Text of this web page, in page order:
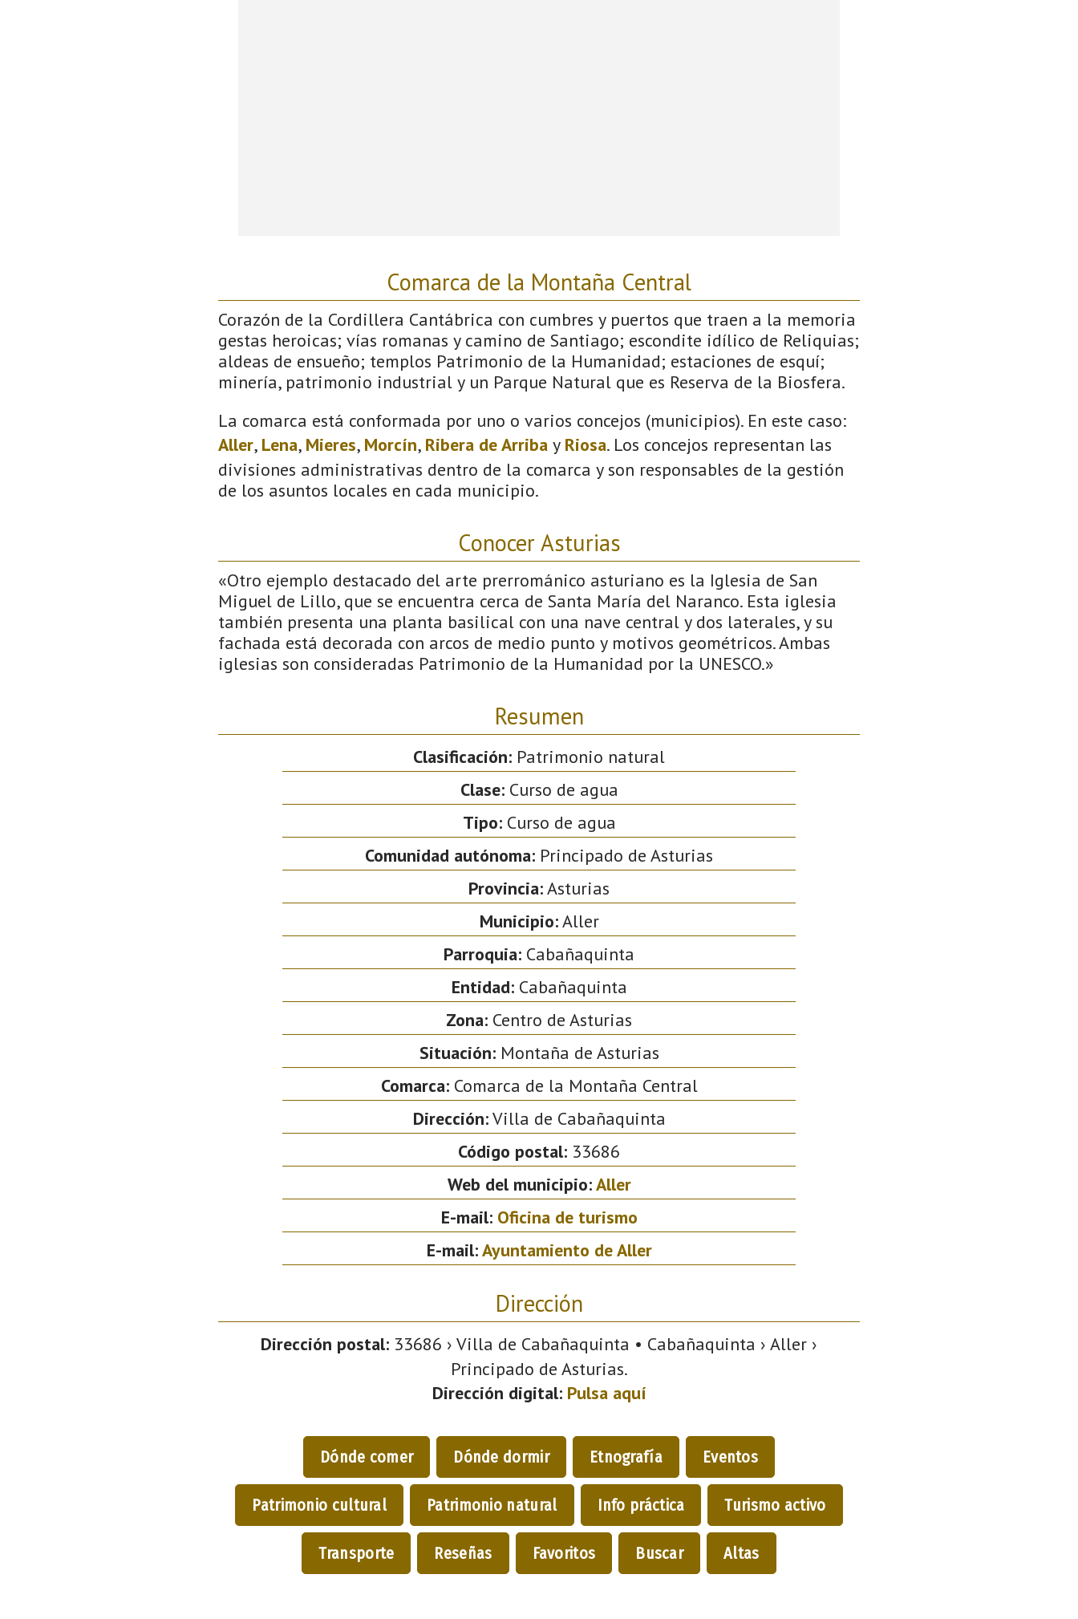
Comarca de la Montaña Central
Corazón de la Cordillera Cantábrica con cumbres y puertos que traen a la memoria
gestas heroicas; vías romanas y camino de Santiago; escondite idílico de Reliquias;
aldeas de ensueño; templos Patrimonio de la Humanidad; estaciones de esquí;
minería, patrimonio industrial y un Parque Natural que es Reserva de la Biosfera.
La comarca está conformada por uno o varios concejos (municipios). En este caso:
Aller, Lena, Mieres, Morcín, Ribera de Arriba y Riosa. Los concejos representan las
divisiones administrativas dentro de la comarca y son responsables de la gestión
de los asuntos locales en cada municipio.
Conocer Asturias
«Otro ejemplo destacado del arte prerrománico asturiano es la Iglesia de San
Miguel de Lillo, que se encuentra cerca de Santa María del Naranco. Esta iglesia
también presenta una planta basilical con una nave central y dos laterales, y su
fachada está decorada con arcos de medio punto y motivos geométricos. Ambas
iglesias son consideradas Patrimonio de la Humanidad por la UNESCO.»
Resumen
Clasificación: Patrimonio natural
Clase:Curso de agua
Tipo:Curso de agua
Comunidad autónoma: Principado de Asturias
Provincia:Asturias
Municipio:Aller
Parroquia: Cabañaquinta
Entidad:Cabañaquinta
Zona: Centro de Asturias
Situación:Montaña de Asturias
Comarca:Comarca de la Montaña Central
Dirección:Villa de Cabañaquinta
Código postal: 33686
Web del municipio:Aller
E-mail: Oficina de turismo
E-mail:Ayuntamiento de Aller
Dirección
Dirección postal: 33686 › Villa de Cabañaquinta • Cabañaquinta › Aller ›
Principado de Asturias.
Dirección digital: Pulsa aquí
Dónde comer Dónde dormir Etnografía Eventos
Patrimonio cultural Patrimonio natural Info práctica Turismo activo
Transporte Reseñas Favoritos Buscar Altas